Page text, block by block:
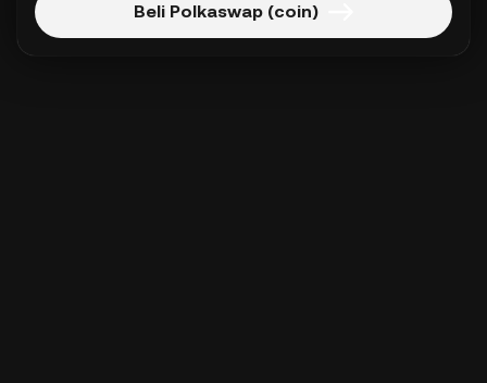
Beli Polkaswap (coin)